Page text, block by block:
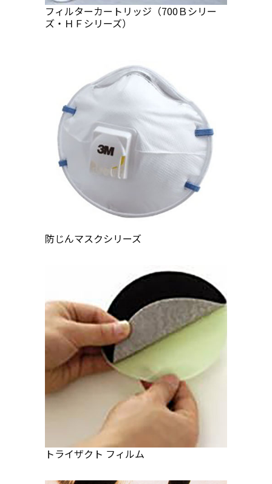
フィルターカートリッジ（700Ｂシリー
ズ・ＨＦシリーズ）
防じんマスクシリーズ
トライザクト フィルム